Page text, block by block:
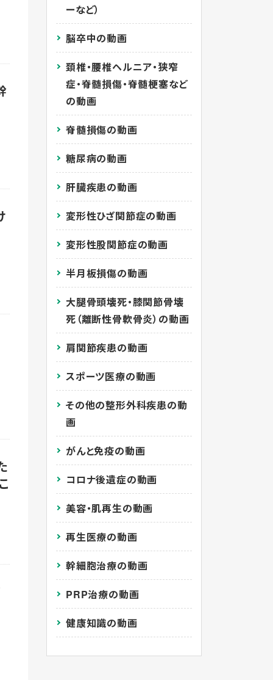
ーなど）
脳卒中の動画
頚椎・腰椎ヘルニア・狭窄
症・脊髄損傷・脊髄梗塞など
の動画
脊髄損傷の動画
糖尿病の動画
肝臓疾患の動画
変形性ひざ関節症の動画
変形性股関節症の動画
半月板損傷の動画
大腿骨頭壊死・膝関節骨壊
死（離断性骨軟骨炎）の動画
肩関節疾患の動画
スポーツ医療の動画
その他の整形外科疾患の動
画
がんと免疫の動画
コロナ後遺症の動画
美容・肌再生の動画
再生医療の動画
幹細胞治療の動画
PRP治療の動画
健康知識の動画